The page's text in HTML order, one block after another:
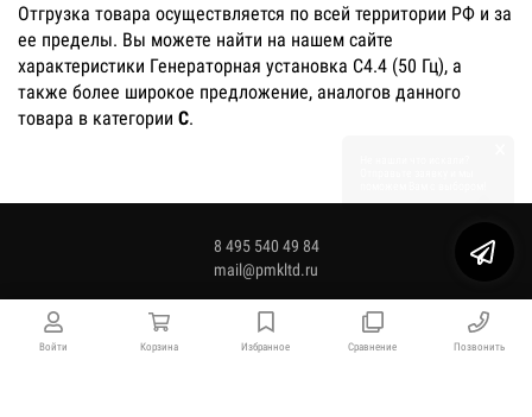
Войти Корзина Избранное Сравнение Позвонить
Отгрузка товара осуществляется по всей территории РФ и за
ее пределы. Вы можете найти на нашем сайте
характеристики Генераторная установка C4.4 (50 Гц), а
также более широкое предложение, аналогов данного
товара в категории C.
8 495 540 49 84
mail@pmkltd.ru